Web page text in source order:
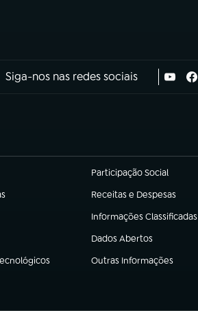
Siga-nos nas redes sociais
Participação Social
(abre em nova aba)
Receitas e Despesas
(abre em nova aba)
Informações Classificadas
(abre em nova aba)
Dados Abertos
(abre em nova aba)
Outras Informações
(abre em nova aba)